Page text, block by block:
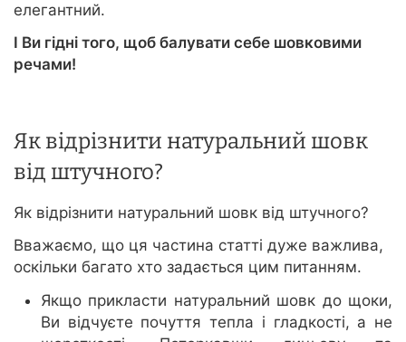
елегантний.
І Ви гідні того, щоб балувати себе шовковими
речами!
Як відрізнити натуральний шовк
від штучного?
Як відрізнити натуральний шовк від штучного?
Вважаємо, що ця частина статті дуже важлива,
оскільки багато хто задається цим питанням.
Якщо прикласти натуральний шовк до щоки,
Ви відчуєте почуття тепла і гладкості, а не